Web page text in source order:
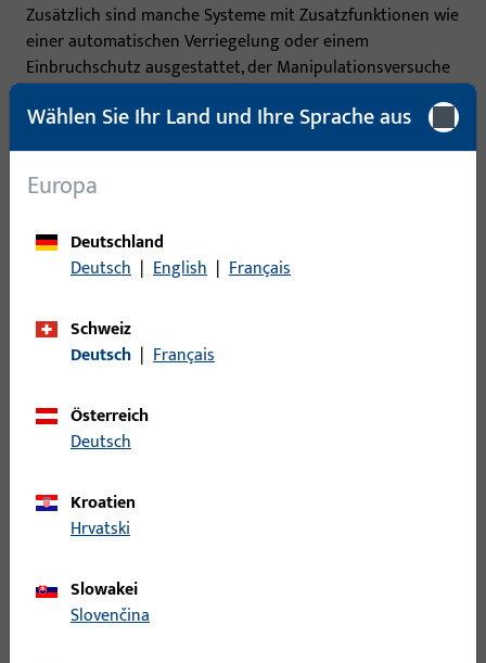
Zusätzlich sind manche Systeme mit Zusatzfunktionen wie
einer automatischen Verriegelung oder einem
Einbruchschutz ausgestattet, der Manipulationsversuche
Wann lohnt sich eine
Mehrfachverriegelung?
Wählen Sie Ihr Land und Ihre Sprache aus
Europa
Deutschland
Deutsch | English | Français
Schweiz
Deutsch | Français
Österreich
Deutsch
Kroatien
Hrvatski
Slowakei
Slovenčina